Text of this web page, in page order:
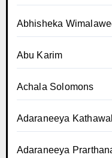
Abhisheka
Abu Karim
Achala Solomons
Adaraneeya
Adaraneeya